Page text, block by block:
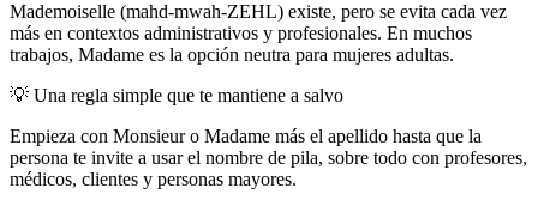
Mademoiselle (mahd-mwah-ZEHL) existe, pero se evita cada vez
más en contextos administrativos y profesionales. En muchos
trabajos, Madame es la opción neutra para mujeres adultas.
💡 Una regla simple que te mantiene a salvo
Empieza con Monsieur o Madame más el apellido hasta que la
persona te invite a usar el nombre de pila, sobre todo con profesores,
médicos, clientes y personas mayores.